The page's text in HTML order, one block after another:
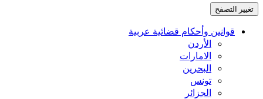
تغيير التصفح
قوانين وأحكام قضائية عربية
الأردن
الامارات
البحرين
تونس
الجزائر